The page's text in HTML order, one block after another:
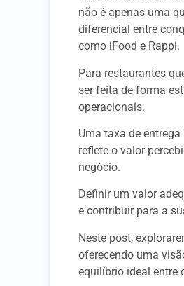
não é apenas uma
diferencial entre
como iFood e Rappi.
Para restaurantes
ser feita de forma
operacionais.
Uma taxa de
reflete o valor
negócio.
Definir um valor
e contribuir para a
Neste post,
oferecendo uma
equilíbrio ideal entre